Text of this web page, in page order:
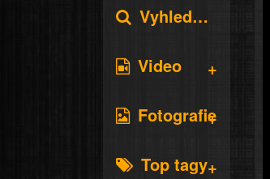
Vyhledávání
Video
Fotografie
Top tagy